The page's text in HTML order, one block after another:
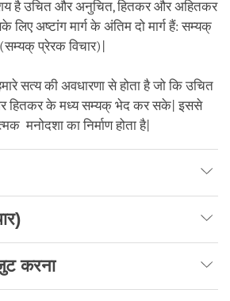
है उचित और अनुचित, हितकर और अहितकर
अष्टांग मार्ग के अंतिम दो मार्ग हैं: सम्यक्
प्रेरक विचार)|
सत्य की अवधारणा से होता है जो कि उचित
हितकर के मध्य सम्यक् भेद कर सके| इससे
मनोदशा का निर्माण होता है|
करना